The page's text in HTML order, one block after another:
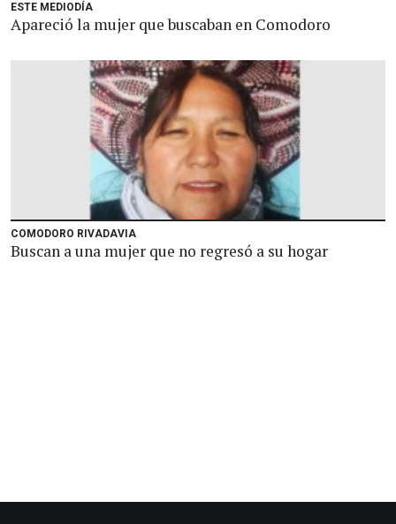
ESTE MEDIODÍA
Apareció la mujer que buscaban en Comodoro
COMODORO RIVADAVIA
Buscan a una mujer que no regresó a su hogar